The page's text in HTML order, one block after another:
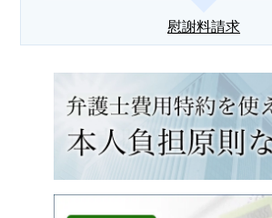
慰謝料請求